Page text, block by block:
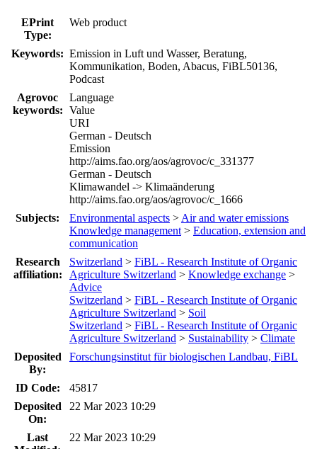
EPrint
Type:
Web product
Keywords: Emission in Luft und Wasser, Beratung,
Kommunikation, Boden, Abacus, FiBL50136,
Podcast
Agrovoc
keywords:
Language
Value
URI
German - Deutsch
Emission
http://aims.fao.org/aos/agrovoc/c_331377
German - Deutsch
Klimawandel -> Klimaänderung
http://aims.fao.org/aos/agrovoc/c_1666
Subjects:
Environmental aspects > Air and water emissions
Knowledge management > Education, extension and
communication
Research
affiliation:
Switzerland > FiBL - Research Institute of Organic
Agriculture Switzerland > Knowledge exchange >
Advice
Switzerland > FiBL - Research Institute of Organic
Agriculture Switzerland > Soil
Switzerland > FiBL - Research Institute of Organic
Agriculture Switzerland > Sustainability > Climate
Deposited
By:
Forschungsinstitut für biologischen Landbau, FiBL
ID Code:
45817
Deposited
On:
22 Mar 2023 10:29
Last
22 Mar 2023 10:29